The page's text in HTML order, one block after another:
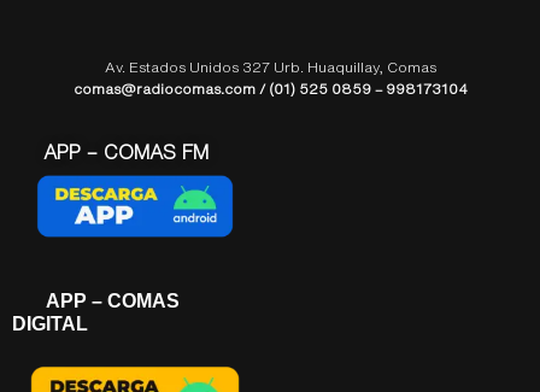
Av. Estados Unidos 327 Urb. Huaquillay, Comas
comas@radiocomas.com / (01) 525 0859 – 998173104
APP – COMAS FM
APP – COMAS
DIGITAL